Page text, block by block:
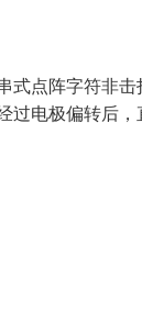
点阵字符非
电极偏转后